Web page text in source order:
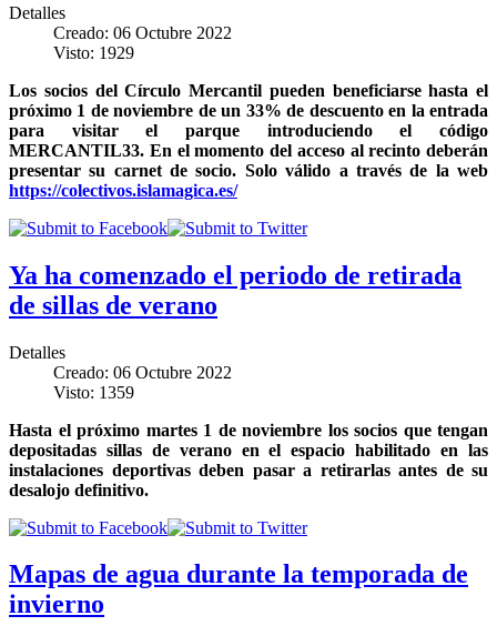
Detalles
Creado: 06 Octubre 2022
Visto: 1929
Los socios del Círculo Mercantil pueden beneficiarse hasta el
próximo 1 de noviembre de un 33% de descuento en la entrada
para visitar el parque introduciendo el código
MERCANTIL33. En el momento del acceso al recinto deberán
presentar su carnet de socio. Solo válido a través de la web
https://colectivos.islamagica.es/
Ya ha comenzado el periodo de retirada
de sillas de verano
Detalles
Creado: 06 Octubre 2022
Visto: 1359
Hasta el próximo martes 1 de noviembre los socios que tengan
depositadas sillas de verano en el espacio habilitado en las
instalaciones deportivas deben pasar a retirarlas antes de su
desalojo definitivo.
Mapas de agua durante la temporada de
invierno